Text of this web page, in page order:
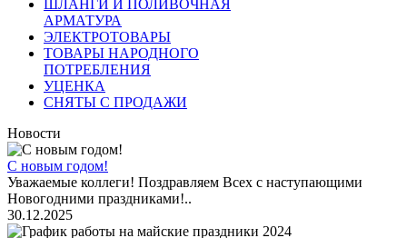
ШЛАНГИ И ПОЛИВОЧНАЯ
АРМАТУРА
ЭЛЕКТРОТОВАРЫ
ТОВАРЫ НАРОДНОГО
ПОТРЕБЛЕНИЯ
УЦЕНКА
СНЯТЫ С ПРОДАЖИ
Новости
С новым годом!
Уважаемые коллеги! Поздравляем Всех с наступающими
Новогодними праздниками!..
30.12.2025